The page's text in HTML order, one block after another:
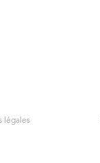
légales